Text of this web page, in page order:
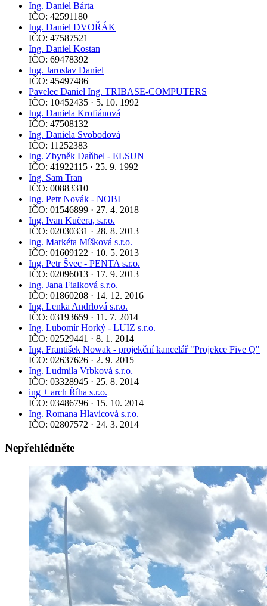
Ing. Daniel Bárta
IČO: 42591180
Ing. Daniel DVOŘÁK
IČO: 47587521
Ing. Daniel Kostan
IČO: 69478392
Ing. Jaroslav Daniel
IČO: 45497486
Pavelec Daniel Ing. TRIBASE-COMPUTERS
IČO: 10452435 · 5. 10. 1992
Ing. Daniela Krofiánová
IČO: 47508132
Ing. Daniela Svobodová
IČO: 11252383
Ing. Zbyněk Daňhel - ELSUN
IČO: 41922115 · 25. 9. 1992
Ing. Sam Tran
IČO: 00883310
Ing. Petr Novák - NOBI
IČO: 01546899 · 27. 4. 2018
Ing. Ivan Kučera, s.r.o.
IČO: 02030331 · 28. 8. 2013
Ing. Markéta Míšková s.r.o.
IČO: 01609122 · 10. 5. 2013
Ing. Petr Švec - PENTA s.r.o.
IČO: 02096013 · 17. 9. 2013
Ing. Jana Fialková s.r.o.
IČO: 01860208 · 14. 12. 2016
Ing. Lenka Andrlová s.r.o.
IČO: 03193659 · 11. 7. 2014
Ing. Lubomír Horký - LUIZ s.r.o.
IČO: 02529441 · 8. 1. 2014
Ing. František Nowak - projekční kancelář "Projekce Five Q"
IČO: 02637626 · 2. 9. 2015
Ing. Ludmila Vrbková s.r.o.
IČO: 03328945 · 25. 8. 2014
ing + arch Říha s.r.o.
IČO: 03486796 · 15. 10. 2014
Ing. Romana Hlavicová s.r.o.
IČO: 02807572 · 24. 3. 2014
Nepřehlédněte